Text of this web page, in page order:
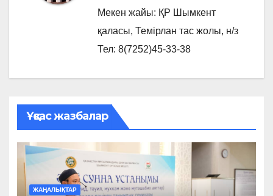
Мекен жайы: ҚР Шымкент
қаласы, Темірлан тас жолы, н/з
Тел: 8(7252)45-33-38
Ұқсас жазбалар
ЖАҢАЛЫҚТАР